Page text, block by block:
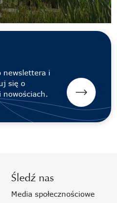
newslettera i
się o
nowościach.
Śledź nas
Media społecznościowe